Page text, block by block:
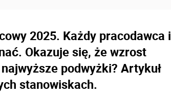
2025. Każdy pracodawca i
Okazuje się, że wzrost
podwyżki? Artykuł
stanowiskach.